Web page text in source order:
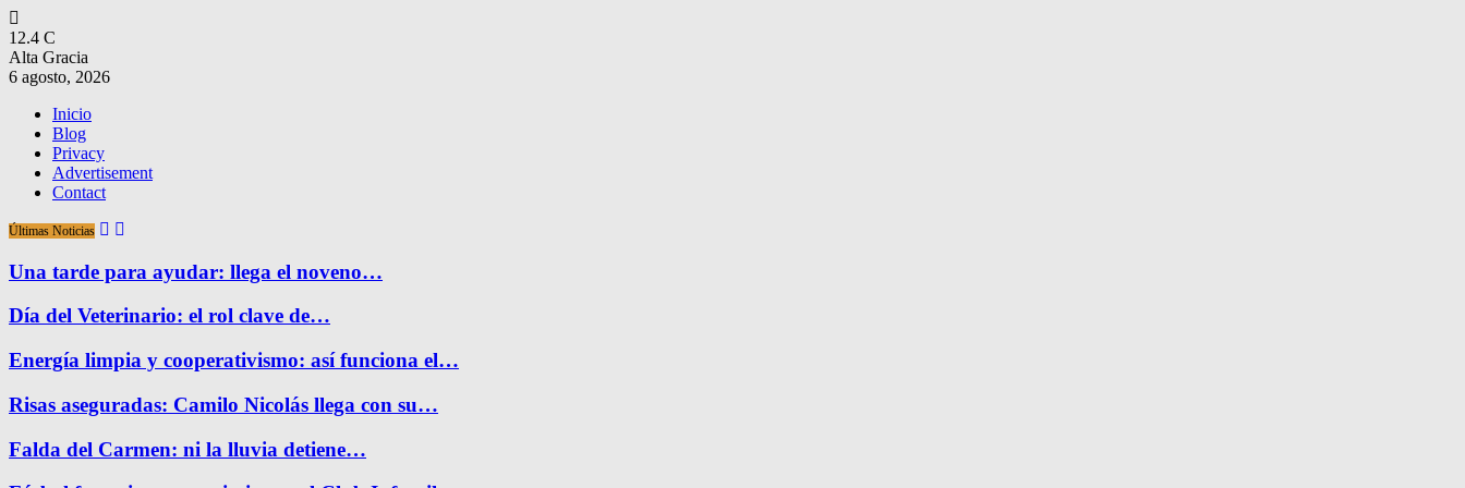
12.4 C
Alta Gracia
6 agosto, 2026
Inicio
Blog
Privacy
Advertisement
Contact
Últimas Noticias
Una tarde para ayudar: llega el noveno…
Día del Veterinario: el rol clave de…
Energía limpia y cooperativismo: así funciona el…
Risas aseguradas: Camilo Nicolás llega con su…
Falda del Carmen: ni la lluvia detiene…